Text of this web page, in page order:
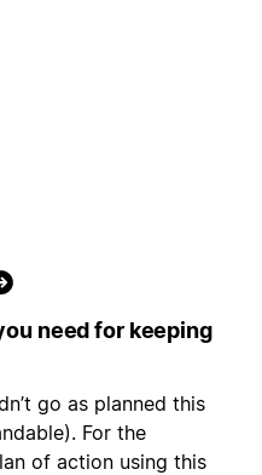
need for keeping
go as planned this
For the
of action using this